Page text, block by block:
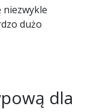
niezwykle
dużo
dla